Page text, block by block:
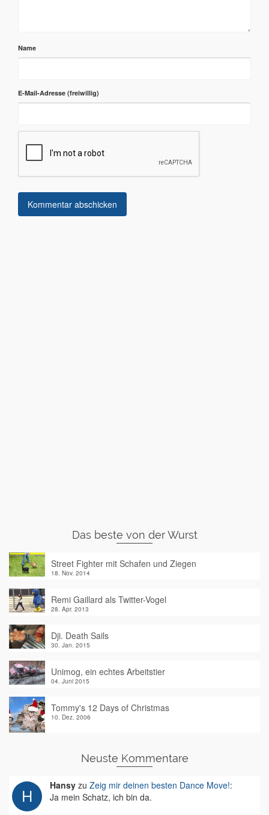
Name
E-Mail-Adresse
Das beste von der Wurst
Street Fighter mit Schafen und Ziegen
18. Nov. 2014
Remi Gaillard als Twitter-Vogel
28. Apr. 2013
Dji. Death Sails
30. Jan. 2015
Unimog, ein echtes Arbeitstier
04. Juni 2015
Tommy's 12 Days of Christmas
10. Dez. 2006
Neuste Kommentare
Hansy zu Zeig mir deinen besten Dance Move!:
Ja mein Schatz, ich bin da.